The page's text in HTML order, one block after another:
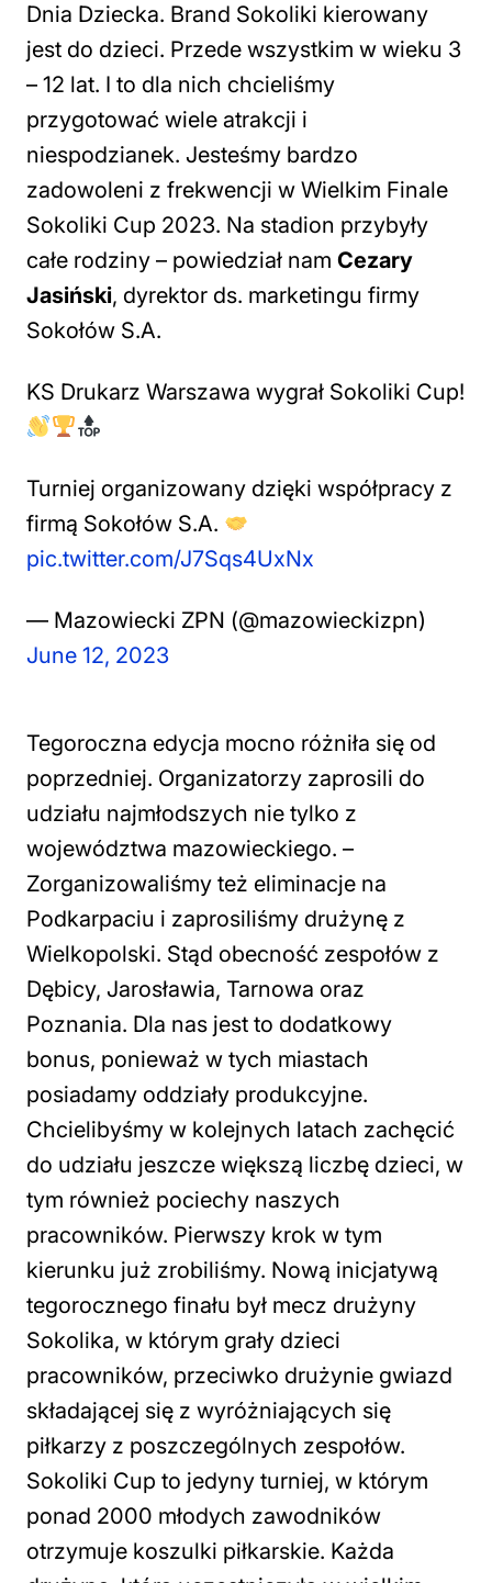
Dnia Dziecka. Brand Sokoliki kierowany
jest do dzieci. Przede wszystkim w wieku 3
– 12 lat. I to dla nich chcieliśmy
przygotować wiele atrakcji i
niespodzianek. Jesteśmy bardzo
zadowoleni z frekwencji w Wielkim Finale
Sokoliki Cup 2023. Na stadion przybyły
całe rodziny – powiedział nam Cezary
Jasiński, dyrektor ds. marketingu firmy
Sokołów S.A.
KS Drukarz Warszawa wygrał Sokoliki Cup!
Turniej organizowany dzięki współpracy z
firmą Sokołów S.A.
pic.twitter.com/J7Sqs4UxNx
— Mazowiecki ZPN (@mazowieckizpn)
June 12, 2023
Tegoroczna edycja mocno różniła się od
poprzedniej. Organizatorzy zaprosili do
udziału najmłodszych nie tylko z
województwa mazowieckiego. –
Zorganizowaliśmy też eliminacje na
Podkarpaciu i zaprosiliśmy drużynę z
Wielkopolski. Stąd obecność zespołów z
Dębicy, Jarosławia, Tarnowa oraz
Poznania. Dla nas jest to dodatkowy
bonus, ponieważ w tych miastach
posiadamy oddziały produkcyjne.
Chcielibyśmy w kolejnych latach zachęcić
do udziału jeszcze większą liczbę dzieci, w
tym również pociechy naszych
pracowników. Pierwszy krok w tym
kierunku już zrobiliśmy. Nową inicjatywą
tegorocznego finału był mecz drużyny
Sokolika, w którym grały dzieci
pracowników, przeciwko drużynie gwiazd
składającej się z wyróżniających się
piłkarzy z poszczególnych zespołów.
Sokoliki Cup to jedyny turniej, w którym
ponad 2000 młodych zawodników
otrzymuje koszulki piłkarskie. Każda